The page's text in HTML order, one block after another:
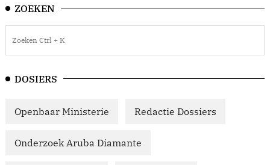
ZOEKEN
DOSIERS
Openbaar Ministerie Redactie Dossiers
Onderzoek Aruba Diamante